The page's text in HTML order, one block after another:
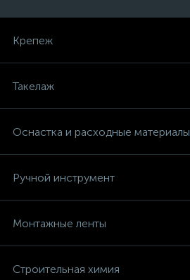
Крепеж
Такелаж
Оснастка и расходные материалы
Ручной инструмент
Монтажные ленты
Строительная химия